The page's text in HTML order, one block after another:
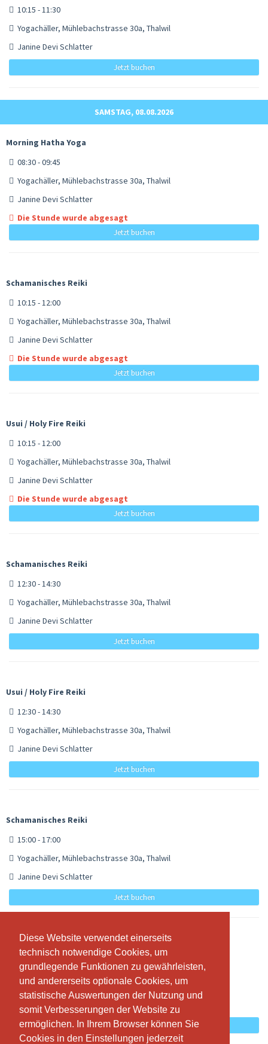
Diese Website verwendet einerseits
technisch notwendige Cookies, um
grundlegende Funktionen zu gewährleisten,
und andererseits optionale Cookies, um
statistische Auswertungen der Nutzung und
somit Verbesserungen der Website zu
ermöglichen. In Ihrem Browser können Sie
Cookies in den Einstellungen jederzeit
Diese Website verwendet einerseits
technisch notwendige Cookies, um
grundlegende Funktionen zu gewährleisten,
und andererseits optionale Cookies, um
statistische Auswertungen der Nutzung und
somit Verbesserungen der Website zu
ermöglichen. In Ihrem Browser können Sie
Cookies in den Einstellungen jederzeit
10:15 - 11:30
Yogachäller, Mühlebachstrasse 30a, Thalwil
Janine Devi Schlatter
Jetzt buchen
SAMSTAG, 08.08.2026
Morning Hatha Yoga
08:30 - 09:45
Yogachäller, Mühlebachstrasse 30a, Thalwil
Janine Devi Schlatter
Die Stunde wurde abgesagt
Jetzt buchen
Schamanisches Reiki
10:15 - 12:00
Yogachäller, Mühlebachstrasse 30a, Thalwil
Janine Devi Schlatter
Die Stunde wurde abgesagt
Jetzt buchen
Usui / Holy Fire Reiki
10:15 - 12:00
Yogachäller, Mühlebachstrasse 30a, Thalwil
Janine Devi Schlatter
Die Stunde wurde abgesagt
Jetzt buchen
Schamanisches Reiki
12:30 - 14:30
Yogachäller, Mühlebachstrasse 30a, Thalwil
Janine Devi Schlatter
Jetzt buchen
Usui / Holy Fire Reiki
12:30 - 14:30
Yogachäller, Mühlebachstrasse 30a, Thalwil
Janine Devi Schlatter
Jetzt buchen
Schamanisches Reiki
15:00 - 17:00
Yogachäller, Mühlebachstrasse 30a, Thalwil
Janine Devi Schlatter
Jetzt buchen
Usui / Holy Fire Reiki
15:00 - 17:00
Yogachäller, Mühlebachstrasse 30a, Thalwil
Janine Devi Schlatter
Jetzt buchen